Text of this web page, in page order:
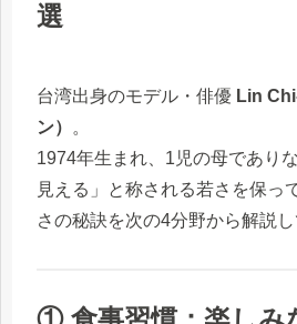
選
台湾出身のモデル・俳優 Lin
ン）
。
1974年生まれ、1児の母であり
見える」と称される若さを保っ
さの秘訣を次の4分野から解説し